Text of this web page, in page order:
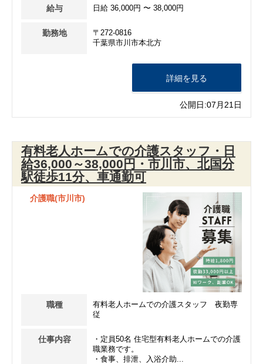
給与 日給 36,000円 〜 38,000円
勤務地
〒272-0816
千葉県市川市本北方
詳細を見る
公開日:07月21日
有料老人ホームでの介護スタッフ・日
給36,000～38,000円・市川市、北国分
駅徒歩11分、車通勤可
介護職(市川市)
職種
有料老人ホームでの介護スタッフ 夜勤専
従
仕事内容
・定員50名 住宅型有料老人ホームでの介護
職業務です。
・食事、排泄、入浴介助...